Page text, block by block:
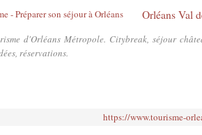
d'Orléans Métropole. Citybreak, séjour
réservations.
https://www.tourisme-